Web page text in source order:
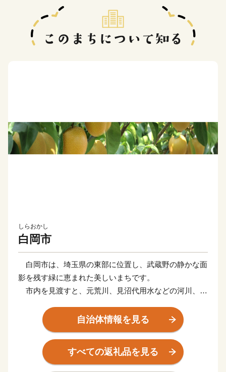
しらおかし
白岡市
白岡市は、埼玉県の東部に位置し、武蔵野の静かな面
影を残す緑に恵まれた美しいまちです。
市内を見渡すと、元荒川、見沼代用水などの河川、天
林、梨園、水田など、水と緑が織りなす風景があり、季
節を肌で感じることができるまちです。
皆様方からの寄附金は、子育て支援や高齢者福祉の充
実をはじめ、自然環境の保全、教育・文化・スポーツの
自治体情報を見る
すべての返礼品を見る